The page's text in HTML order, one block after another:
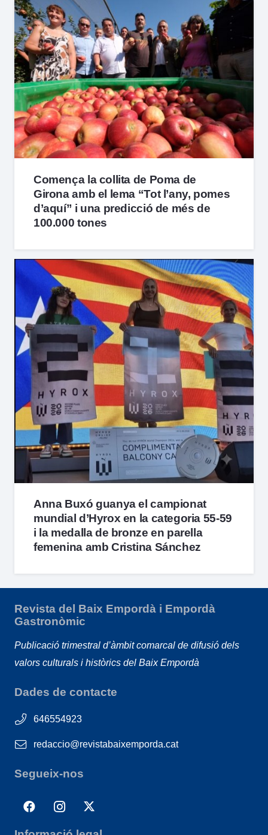
Comença la collita de Poma de
Girona amb el lema “Tot l’any, pomes
d’aquí” i una predicció de més de
100.000 tones
Anna Buxó guanya el campionat
mundial d’Hyrox en la categoria 55-59
i la medalla de bronze en parella
femenina amb Cristina Sánchez
Revista del Baix Empordà i Empordà
Gastronòmic
Publicació trimestral d’àmbit comarcal de difusió dels
valors culturals i històrics del Baix Empordà
Dades de contacte
646554923
redaccio@revistabaixemporda.cat
Segueix-nos